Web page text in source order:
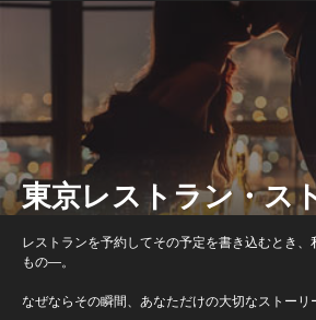
東京レストラン・ス
レストランを予約してその予定を書き込むとき
もの―。
なぜならその瞬間、あなただけの大切なストーリ